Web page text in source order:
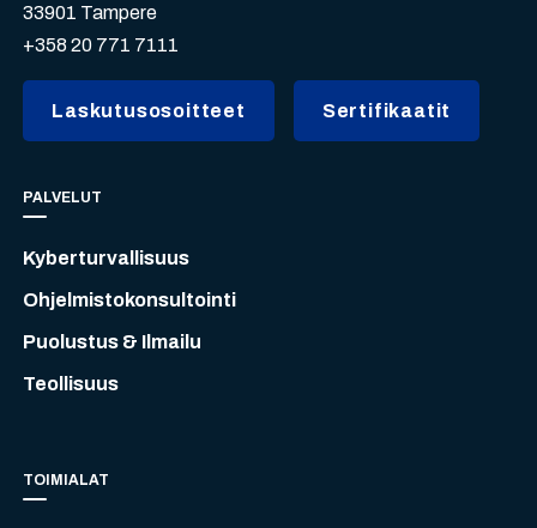
33901 Tampere
+358 20 771 7111
Laskutusosoitteet Sertifikaatit
PALVELUT
Kyberturvallisuus
Ohjelmistokonsultointi
Puolustus & Ilmailu
Teollisuus
TOIMIALAT